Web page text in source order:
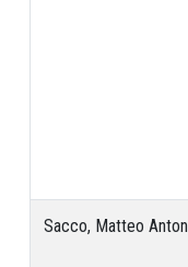
Sacco, Matteo